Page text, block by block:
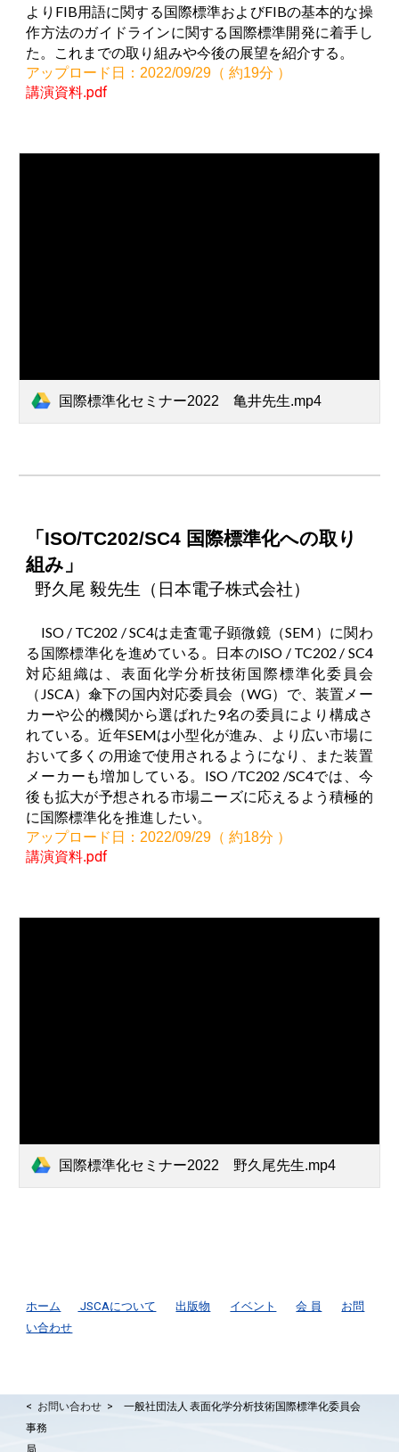
よりFIB用語に関する国際標準およびFIBの基本的な操
作方法のガイドラインに関する国際標準開発に着手し
た。これまでの取り組みや今後の展望を紹介する。
アップロード日：2022/09/29 （ 約19分 ）
講演資料.pdf
国際標準化セミナー2022 亀井先生.mp4
「ISO/TC202/SC4 国際標準化への取り
組み」
野久尾 毅先生（日本電子株式会社）
ISO / TC202 / SC4は走査電子顕微鏡（SEM）に関わ
る国際標準化を進めている。日本のISO / TC202 / SC4
対応組織は、表面化学分析技術国際標準化委員会
（JSCA）傘下の国内対応委員会（WG）で、装置メー
カーや公的機関から選ばれた9名の委員により構成さ
れている。近年SEMは小型化が進み、より広い市場に
おいて多くの用途で使用されるようになり、また装置
メーカーも増加している。ISO /TC202 /SC4では、今
後も拡大が予想される市場ニーズに応えるよう積極的
に国際標準化を推進したい。
アップロード日：2022/09/29（ 約18分 ）
講演資料.pdf
国際標準化セミナー2022 野久尾先生.mp4
ホーム JSCAについて 出版物 イベント 会 員
お問
い合わせ
< お問い合わせ >一般社団法人 表面化学分析技術国際標準化委員会
事務
局